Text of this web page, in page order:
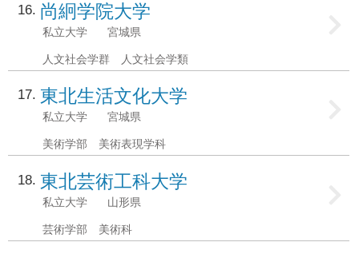
16 尚絅学院大学
私立大学 宮城県
人文社会学群 人文社会学類
17 東北生活文化大学
私立大学 宮城県
美術学部 美術表現学科
18 東北芸術工科大学
私立大学 山形県
芸術学部 美術科